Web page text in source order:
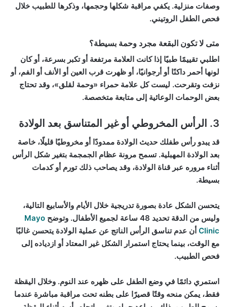
وصفات منزلية. يكفي مراقبة شكلها وحجمها، وذكرها للطبيب خلال
فحص الطفل الروتيني.
متى لا تكون البقعة مجرد وحمة بسيطة؟
اطلبي تقييمًا طبيًا إذا كانت العلامة مرتفعة أو تكبر بسرعة، أو كان
لونها أحمر داكنًا أو أرجوانيًا، أو ظهرت قرب العين أو الأنف أو الفم، أو
نزفت وتقرحت. ليست كل علامة حمراء «وحمة لقلق»، وقد تحتاج
بعض الوحمات الوعائية إلى متابعة متخصصة.
3. الرأس المخروطي أو غير المتناسق بعد الولادة
قد يبدو رأس طفلك حديث الولادة ممدودًا أو مخروطيًا قليلًا، خاصة
بعد الولادة المهبلية. تسمح مرونة عظام الجمجمة بتغير شكل الرأس
أثناء مروره عبر قناة الولادة، وقد يصاحب ذلك تورم أو كدمات
بسيطة.
يتحسن الشكل عادة بصورة تدريجية خلال الأيام والأسابيع التالية،
وليس من الدقة تحديد 48 ساعة لجميع الأطفال. وتوضح
Mayo
Clinic أن عدم تناسق الرأس الناتج عن عملية الولادة يتحسن غالبًا
مع الوقت، بينما يحتاج استمرار الشكل غير المعتاد أو ازدياده إلى
فحص الطبيب.
استمري دائمًا في وضع الطفل على ظهره عند النوم. وخلال اليقظة
فقط، يمكن منحه وقتًا قصيرًا على بطنه تحت مراقبة مباشرة عندما